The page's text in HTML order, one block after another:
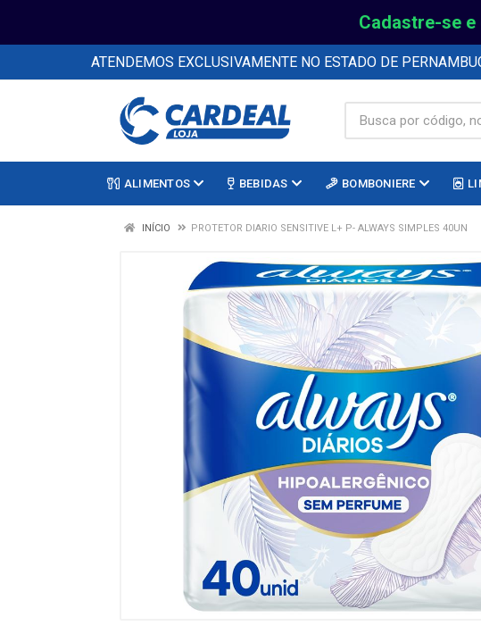
Cadastre-se
ATENDEMOS EXCLUSIVAMENTE NO ESTADO DE
ALIMENTOS BEBIDAS BOMBONIERE
INÍCIO PROTETOR DIARIO SENSITIVE L+ P- ALWAYS SIMPLES 40UN